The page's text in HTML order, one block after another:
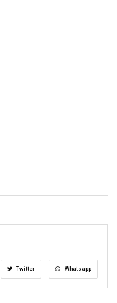
Twitter Whatsapp